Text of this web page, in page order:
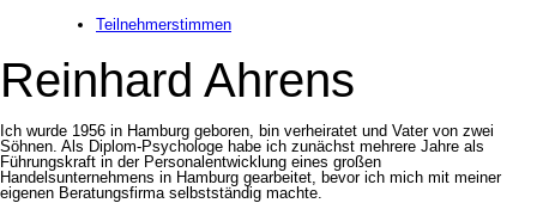
Teilnehmerstimmen
Reinhard Ahrens
Ich wurde 1956 in Hamburg geboren, bin verheiratet und Vater von zwei
Söhnen. Als Diplom-Psychologe habe ich zunächst mehrere Jahre als
Führungskraft in der Personalentwicklung eines großen
Handelsunternehmens in Hamburg gearbeitet, bevor ich mich mit meiner
eigenen Beratungsfirma selbstständig machte.